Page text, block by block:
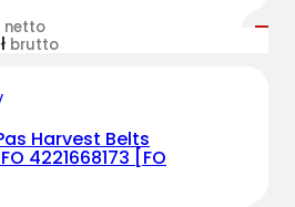
netto
brutto
Harvest Belts
4221668173 [FO